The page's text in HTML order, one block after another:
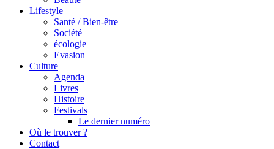
Lifestyle
Santé / Bien-être
Société
écologie
Evasion
Culture
Agenda
Livres
Histoire
Festivals
Le dernier numéro
Où le trouver ?
Contact